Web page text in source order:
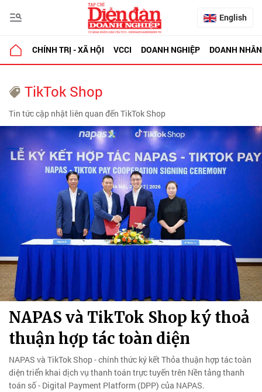
English
CHÍNH TRỊ - XÃ HỘI VCCI DOANH NGHIỆP DOANH NHÂN
TikTok Shop
Tin tức cập nhật liên quan đến TikTok Shop
NAPAS và TikTok Shop ký thoả
thuận hợp tác toàn diện
NAPAS và TikTok Shop - chính thức ký kết Thỏa thuận hợp tác toàn
diện triển khai dịch vụ thanh toán trực tuyến trên Nền tảng thanh
toán số - Digital Payment Platform (DPP) của NAPAS.